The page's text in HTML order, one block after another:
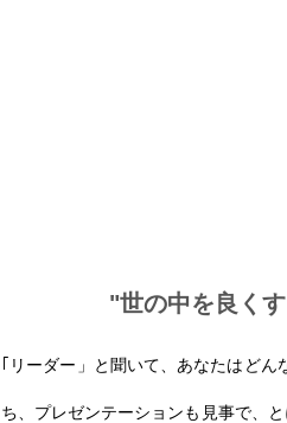
"世の中を良く
｢リーダー」と聞いて、あなたはど
ち、プレゼンテーションも見事で、